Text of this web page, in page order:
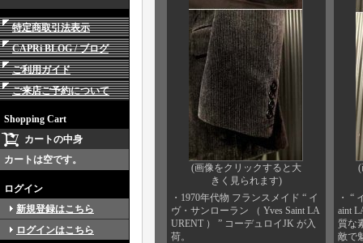
特定商取引法表示
CAPRi BLOG / ブログ
ご利用ガイド
ご来店ご予約について
Shopping Cart
カートの中身
カートは空です。
ログイン
新規登録はこちら
ログインはこちら
(画像をクリックすると大
きく見られます)
・1970年代物 フランスメイド “ イ
ヴ・サンローラン （ Yves Saint LA
URENT ） ” コーデュロイJK が入
荷。
(
・ “
aint
質な
敵で